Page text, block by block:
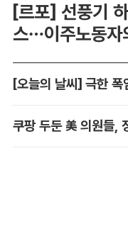
[르포] 선풍기
스…이주노동자